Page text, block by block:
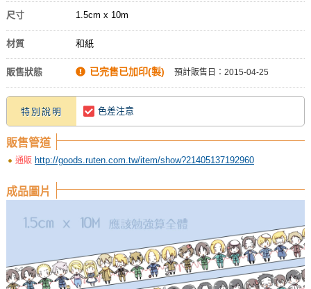
尺寸 1.5cm x 10m
材質 和紙
販售狀態 已完售已加印(製) 預計販售日：2015-04-25
特別說明 色差注意
販售管道
通販 http://goods.ruten.com.tw/item/show?21405137192960
成品圖片